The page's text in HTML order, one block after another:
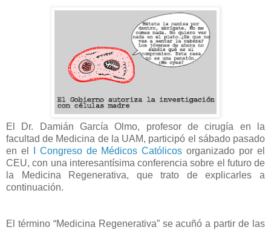
El Dr. Damián García Olmo, profesor de cirugía en la
facultad de Medicina de la UAM, participó el sábado pasado
en el
I Congreso de Médicos Católicos organizado por el
CEU, con una interesantísima conferencia sobre el futuro de
la Medicina Regenerativa, que trato de explicarles a
continuación.
El término “Medicina Regenerativa” se acuñó a partir de las